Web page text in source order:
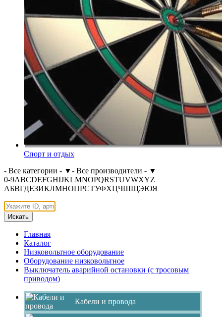
Спорт и отдых
- Все категории - ▼- Все производители - ▼
0-9ABCDEFGHIJKLMNOPQRSTUVWXYZ
АБВГДЕЗИКЛМНОПРСТУФХЦЧШЩЭЮЯ
Искать
Главная
Каталог
Низковольтное оборудование
Оборудование низковольтное
Выключатель аварийной остановки (с тросовым
приводом)
Кабели и провода